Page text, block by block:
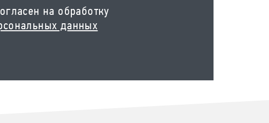
на обработку
данных